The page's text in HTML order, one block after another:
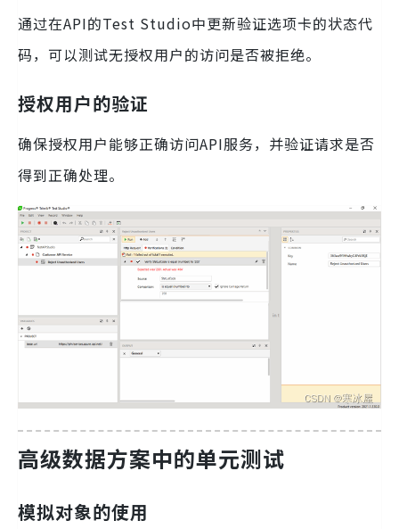
通过在API的Test Studio中更新验证选项卡的状态代
码，可以测试无授权用户的访问是否被拒绝。
授权用户的验证
确保授权用户能够正确访问API服务，并验证请求是否
得到正确处理。
高级数据方案中的单元测试
模拟对象的使用